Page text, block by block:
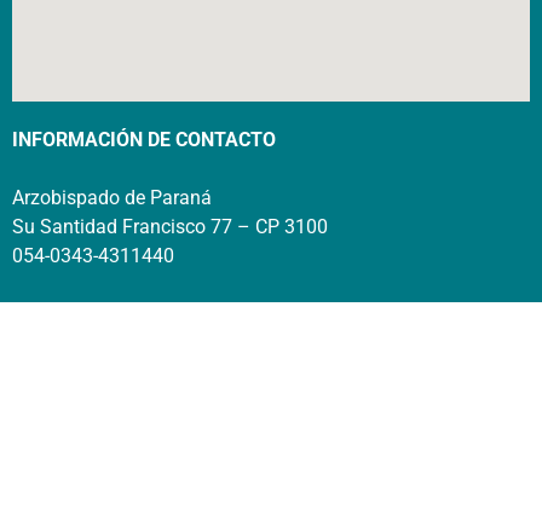
INFORMACIÓN DE CONTACTO
Arzobispado de Paraná
Su Santidad Francisco 77 – CP 3100
054-0343-4311440